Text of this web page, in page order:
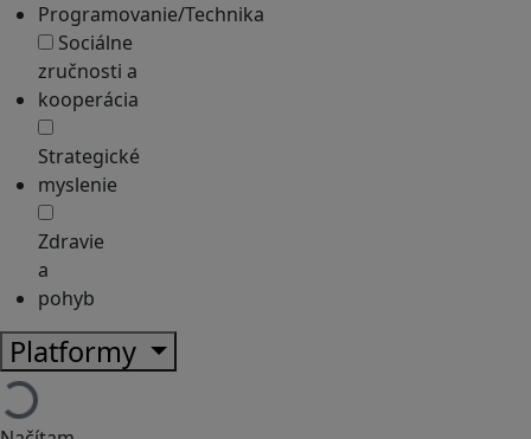
Programovanie/Technika
Sociálne
zručnosti a
kooperácia
Strategické
myslenie
Zdravie
a
pohyb
Platformy